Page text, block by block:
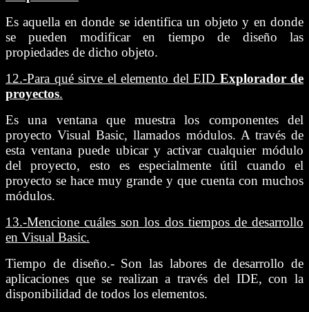
Es aquella en donde se identifica un objeto y en donde
se pueden modificar en tiempo de diseño las
propiedades de dicho objeto.
12.-Para qué sirve el elemento del EID Explorador de
proyectos.
Es una ventana que muestra los componentes del
proyecto Visual Basic, llamados módulos. A través de
esta ventana puede ubicar y activar cualquier módulo
del proyecto, esto es especialmente útil cuando el
proyecto se hace muy grande y que cuenta con muchos
módulos.
13.-Mencione cuáles son los dos tiempos de desarrollo
en Visual Basic.
Tiempo de diseño.- Son las labores de desarrollo de
aplicaciones que se realizan a través del IDE, con la
disponibilidad de todos los elementos.